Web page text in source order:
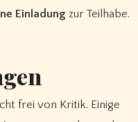
Einladung zur Teilhabe.
frei von Kritik. Einige